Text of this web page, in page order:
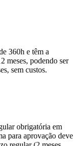
360h e têm a
meses, podendo ser
sem custos.
obrigatória em
para aprovação deve